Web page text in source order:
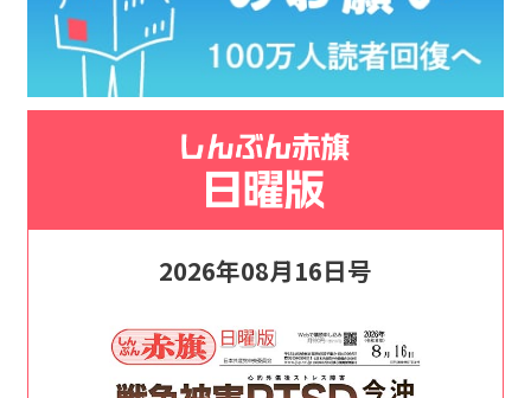
2026年08月16日号